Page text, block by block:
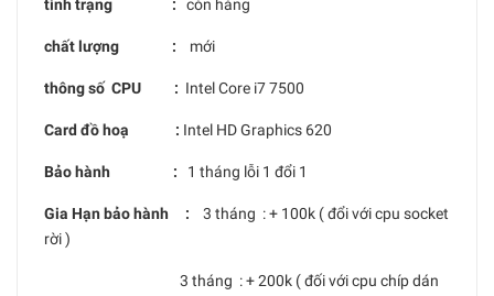
tình trạng : còn hàng
chất lượng : mới
thông số CPU : Intel Core i7 7500
Card đồ hoạ : Intel HD Graphics 620
Bảo hành : 1 tháng lỗi 1 đổi 1
Gia Hạn bảo hành : 3 tháng : + 100k ( đổi với cpu socket
rời )
3 tháng : + 200k ( đối với cpu chíp dán